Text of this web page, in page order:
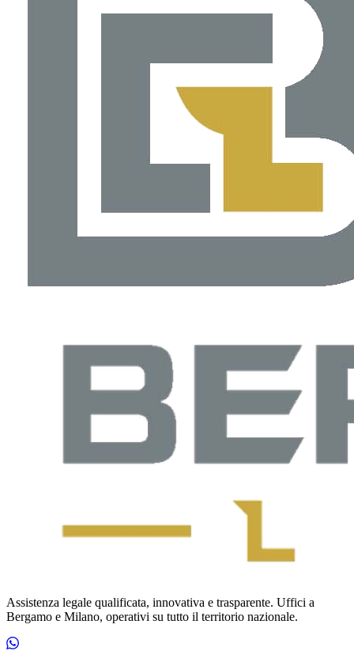
Assistenza legale qualificata, innovativa e trasparente. Uffici a
Bergamo e Milano, operativi su tutto il territorio nazionale.